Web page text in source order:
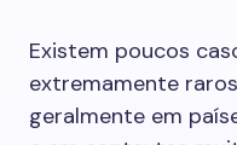
Existem poucos
extremamente
geralmente em